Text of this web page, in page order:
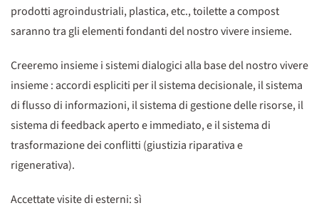
prodotti agroindustriali, plastica, etc., toilette a compost
saranno tra gli elementi fondanti del nostro vivere insieme.
Creeremo insieme i sistemi dialogici alla base del nostro vivere
insieme : accordi espliciti per il sistema decisionale, il sistema
di flusso di informazioni, il sistema di gestione delle risorse, il
sistema di feedback aperto e immediato, e il sistema di
trasformazione dei conflitti (giustizia riparativa e
rigenerativa).
Accettate visite di esterni: sì